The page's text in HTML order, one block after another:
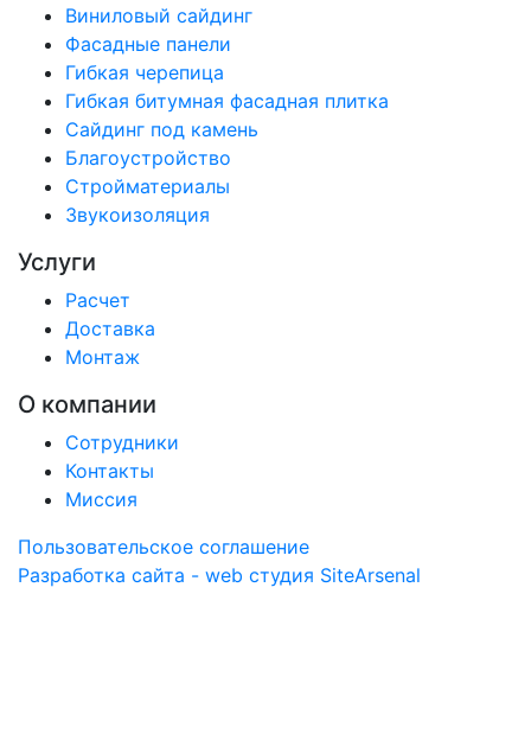
Виниловый сайдинг
Фасадные панели
Гибкая черепица
Гибкая битумная фасадная плитка
Сайдинг под камень
Благоустройство
Стройматериалы
Звукоизоляция
Услуги
Расчет
Доставка
Монтаж
О компании
Сотрудники
Контакты
Миссия
Пользовательское соглашение
Разработка сайта - web студия SiteArsenal